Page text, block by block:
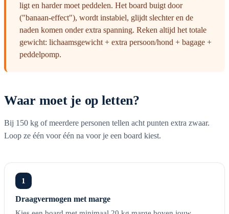
ligt en harder moet peddelen. Het board buigt door
("banaan-effect"), wordt instabiel, glijdt slechter en de
naden komen onder extra spanning. Reken altijd het totale
gewicht: lichaamsgewicht + extra persoon/hond + bagage +
peddelpomp.
Waar moet je op letten?
Bij 150 kg of meerdere personen tellen acht punten extra zwaar.
Loop ze één voor één na voor je een board kiest.
1
Draagvermogen met marge